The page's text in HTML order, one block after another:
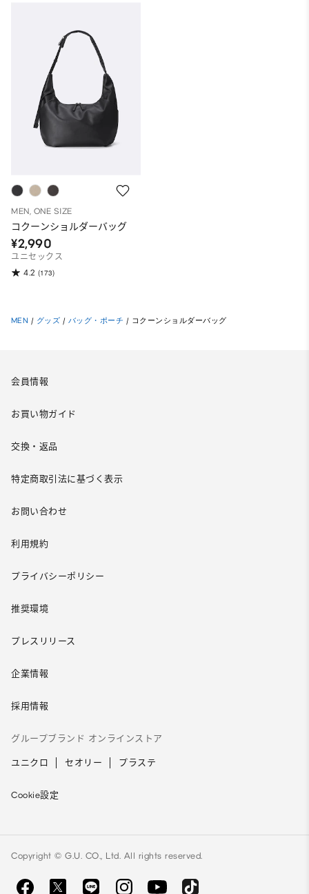
MEN, ONE SIZE
コクーンショルダーバッグ
¥2,990
ユニセックス
4.2 (173)
MEN / グッズ / バッグ・ポーチ / コクーンショルダーバッグ
会員情報
お買い物ガイド
交換・返品
特定商取引法に基づく表示
お問い合わせ
利用規約
プライバシーポリシー
推奨環境
プレスリリース
企業情報
採用情報
グループブランド オンラインストア
ユニクロ セオリー プラステ
Cookie設定
Copyright © G.U. CO., Ltd. All rights reserved.